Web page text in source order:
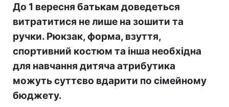
До 1 вересня батькам доведеться
витратитися не лише на зошити та
ручки. Рюкзак, форма, взуття,
спортивний костюм та інша необхідна
для навчання дитяча атрибутика
можуть суттєво вдарити по сімейному
бюджету.